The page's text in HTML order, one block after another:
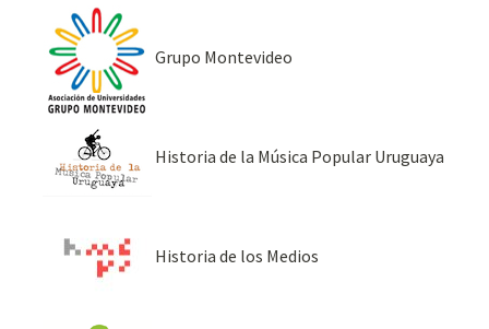
Grupo Montevideo
Historia de la Música Popular Uruguaya
Historia de los Medios